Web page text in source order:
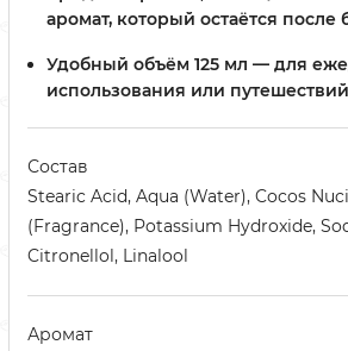
аромат, который остаётся после
Удобный объём 125 мл — для
использования или путешествий
Состав
Stearic Acid, Aqua (Water), Cocos
(Fragrance), Potassium Hydroxide,
Citronellol, Linalool
Аромат